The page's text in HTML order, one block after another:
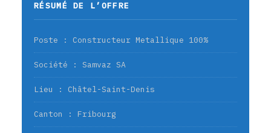
RÉSUMÉ DE L’OFFRE
Poste : Constructeur Metallique 100%
Société : Samvaz SA
Lieu : Châtel-Saint-Denis
Canton : Fribourg